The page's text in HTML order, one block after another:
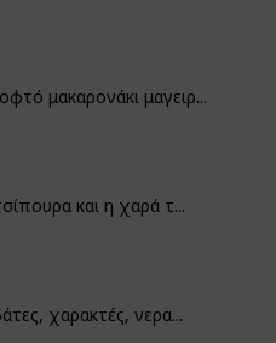
μακαρονάκι μαγειρ...
και η χαρά τ...
χαρακτές, νερα...